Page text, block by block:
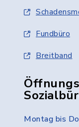
Fundbüro
Breitband
Montag bis